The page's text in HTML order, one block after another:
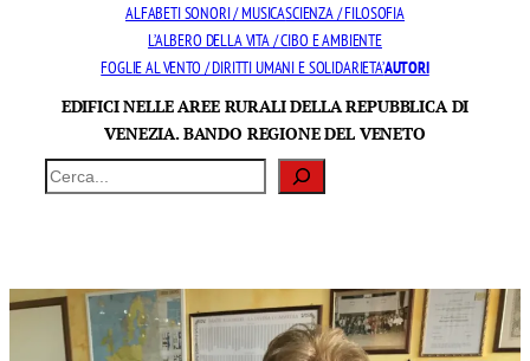
ALFABETI SONORI / MUSICASCIENZA / FILOSOFIA
L’ALBERO DELLA VITA / CIBO E AMBIENTE
FOGLIE AL VENTO / DIRITTI UMANI E SOLIDARIETA’AUTORI
EDIFICI NELLE AREE RURALI DELLA REPUBBLICA DI
VENEZIA. BANDO REGIONE DEL VENETO
Cerca